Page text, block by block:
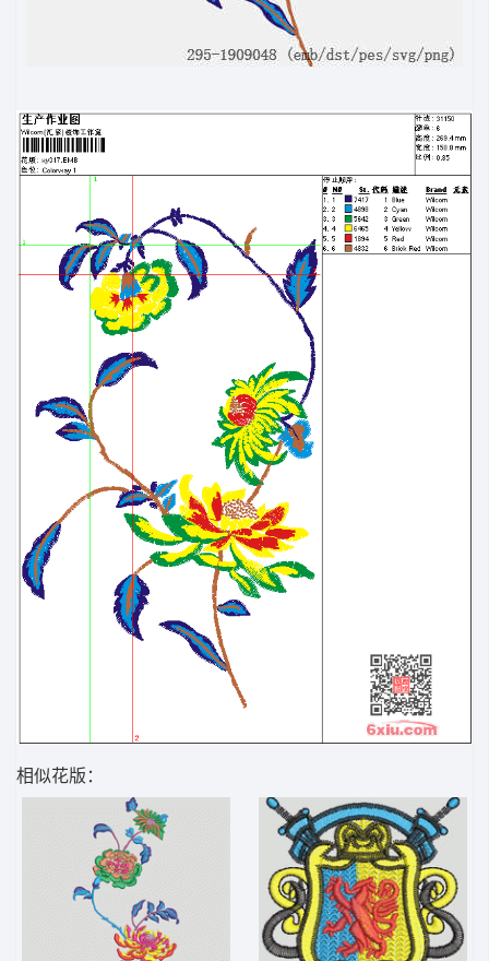
相似花版：